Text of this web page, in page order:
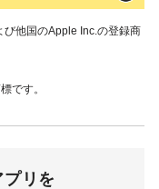
び他国のApple Inc.の登録商
です。
プリを